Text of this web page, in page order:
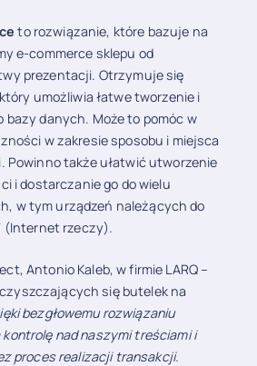
to rozwiązanie, które bazuje na
e-commerce sklepu od
prezentacji. Otrzymuje się
umożliwia łatwe tworzenie i
bazy danych. Może to pomóc w
w zakresie sposobu i miejsca
Powinno także ułatwić utworzenie
i dostarczanie go do wielu
w tym urządzeń należących do
(Internet rzeczy).
Antonio Kaleb, w firmie LARQ –
się butelek na
bezgłowemu rozwiązaniu
nad naszymi treściami i
proces realizacji transakcji.